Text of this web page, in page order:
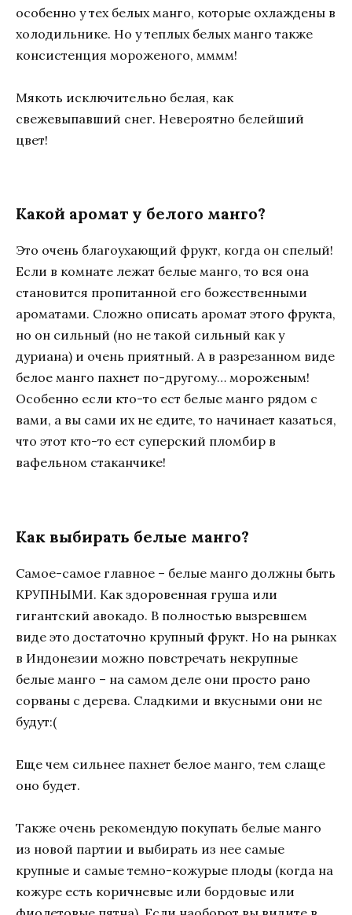
особенно у тех белых манго, которые охлаждены в
холодильнике. Но у теплых белых манго также
консистенция мороженого, мммм!
Мякоть исключительно белая, как
свежевыпавший снег. Невероятно белейший
цвет!
Какой аромат у белого манго?
Это очень благоухающий фрукт, когда он спелый!
Если в комнате лежат белые манго, то вся она
становится пропитанной его божественными
ароматами. Сложно описать аромат этого фрукта,
но он сильный (но не такой сильный как у
дуриана) и очень приятный. А в разрезанном виде
белое манго пахнет по-другому… мороженым!
Особенно если кто-то ест белые манго рядом с
вами, а вы сами их не едите, то начинает казаться,
что этот кто-то ест суперский пломбир в
вафельном стаканчике!
Как выбирать белые манго?
Самое-самое главное – белые манго должны быть
КРУПНЫМИ. Как здоровенная груша или
гигантский авокадо. В полностью вызревшем
виде это достаточно крупный фрукт. Но на рынках
в Индонезии можно повстречать некрупные
белые манго – на самом деле они просто рано
сорваны с дерева. Сладкими и вкусными они не
будут:(
Еще чем сильнее пахнет белое манго, тем слаще
оно будет.
Также очень рекомендую покупать белые манго
из новой партии и выбирать из нее самые
крупные и самые темно-кожурые плоды (когда на
кожуре есть коричневые или бордовые или